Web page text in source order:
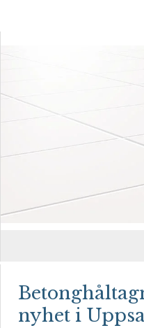
MÅLA TRÄGOLV
nyhet i